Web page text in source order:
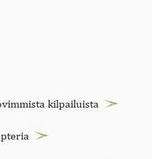
kilpailuista